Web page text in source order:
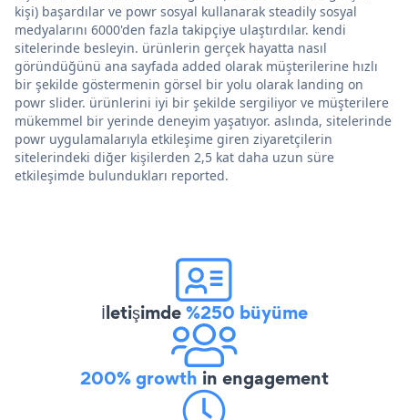
kişi) başardılar ve powr sosyal kullanarak steadily sosyal
medyalarını 6000'den fazla takipçiye ulaştırdılar. kendi
sitelerinde besleyin. ürünlerin gerçek hayatta nasıl
göründüğünü ana sayfada added olarak müşterilerine hızlı
bir şekilde göstermenin görsel bir yolu olarak landing on
powr slider. ürünlerini iyi bir şekilde sergiliyor ve müşterilere
mükemmel bir yerinde deneyim yaşatıyor. aslında, sitelerinde
powr uygulamalarıyla etkileşime giren ziyaretçilerin
sitelerindeki diğer kişilerden 2,5 kat daha uzun süre
etkileşimde bulundukları reported.
İletişimde%250 büyüme
200% growth in engagement